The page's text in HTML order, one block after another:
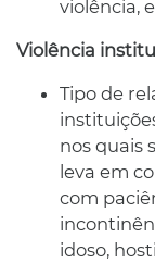
violência,
Violência
Tipo de
nos quais
leva em
com
idoso,